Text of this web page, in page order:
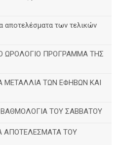
των τελικών
ΩΡΟΛΟΓΙΟ ΠΡΟΓΡΑΜΜΑ ΤΗΣ
ΤΩΝ ΕΦΗΒΩΝ ΚΑΙ
ΤΟΥ ΣΑΒΒΑΤΟΥ
ΑΠΟΤΕΛΕΣΜΑΤΑ ΤΟΥ